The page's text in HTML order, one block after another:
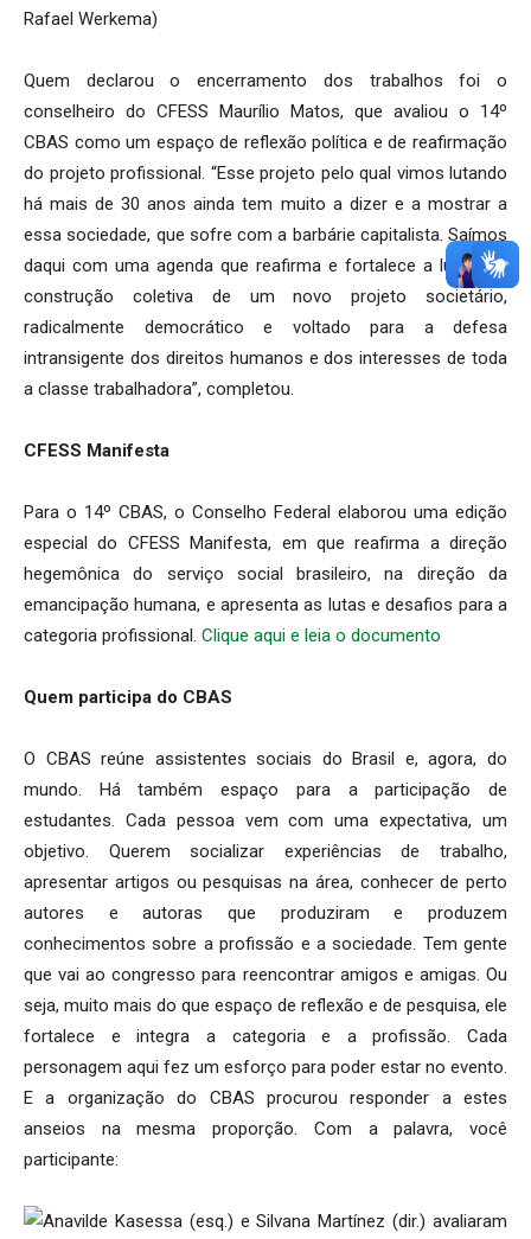
Rafael Werkema)
Quem declarou o encerramento dos trabalhos foi o
conselheiro do CFESS Maurílio Matos, que avaliou o 14º
CBAS como um espaço de reflexão política e de reafirmação
do projeto profissional. “Esse projeto pelo qual vimos lutando
há mais de 30 anos ainda tem muito a dizer e a mostrar a
essa sociedade, que sofre com a barbárie capitalista. Saímos
daqui com uma agenda que reafirma e fortalece a luta pela
construção coletiva de um novo projeto societário,
radicalmente democrático e voltado para a defesa
intransigente dos direitos humanos e dos interesses de toda
a classe trabalhadora”, completou.
CFESS Manifesta
Para o 14º CBAS, o Conselho Federal elaborou uma edição
especial do CFESS Manifesta, em que reafirma a direção
hegemônica do serviço social brasileiro, na direção da
emancipação humana, e apresenta as lutas e desafios para a
categoria profissional. Clique aqui e leia o documento
Quem participa do CBAS
O CBAS reúne assistentes sociais do Brasil e, agora, do
mundo. Há também espaço para a participação de
estudantes. Cada pessoa vem com uma expectativa, um
objetivo. Querem socializar experiências de trabalho,
apresentar artigos ou pesquisas na área, conhecer de perto
autores e autoras que produziram e produzem
conhecimentos sobre a profissão e a sociedade. Tem gente
que vai ao congresso para reencontrar amigos e amigas. Ou
seja, muito mais do que espaço de reflexão e de pesquisa, ele
fortalece e integra a categoria e a profissão. Cada
personagem aqui fez um esforço para poder estar no evento.
E a organização do CBAS procurou responder a estes
anseios na mesma proporção. Com a palavra, você
participante: